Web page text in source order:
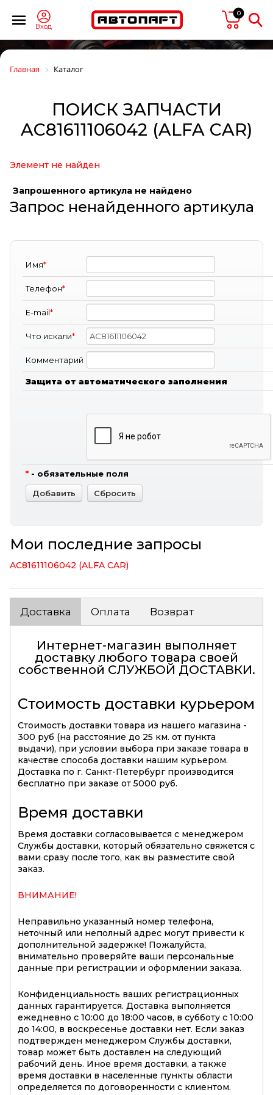
Вход
0
Главная Каталог
ПОИСК ЗАПЧАСТИ
AC81611106042 (ALFA CAR)
Элемент не найден
Запрошенного артикула не найдено
Запрос ненайденного артикула
Имя*
Телефон*
E-mail*
Что искали*
Комментарий
Защита от автоматического заполнения
* - обязательные поля
Мои последние запросы
AC81611106042 (ALFA CAR)
Доставка Оплата Возврат
Интернет-магазин выполняет
доставку любого товара своей
собственной СЛУЖБОЙ ДОСТАВКИ.
Стоимость доставки курьером
Стоимость доставки товара из нашего магазина -
300 руб (на расстояние до 25 км. от пункта
выдачи), при условии выбора при заказе товара в
качестве способа доставки нашим курьером.
Доставка по г. Санкт-Петербург производится
бесплатно при заказе от 5000 руб.
Время доставки
Время доставки согласовывается с менеджером
Службы доставки, который обязательно свяжется с
вами сразу после того, как вы разместите свой
заказ.
ВНИМАНИЕ!
Неправильно указанный номер телефона,
неточный или неполный адрес могут привести к
дополнительной задержке! Пожалуйста,
внимательно проверяйте ваши персональные
данные при регистрации и оформлении заказа.
Конфиденциальность ваших регистрационных
данных гарантируется. Доставка выполняется
ежедневно с 10:00 до 18:00 часов, в субботу с 10:00
до 14:00, в воскресенье доставки нет. Если заказ
подтвержден менеджером Службы доставки,
товар может быть доставлен на следующий
рабочий день. Иное время доставки, а также
время доставки в населенные пункты области
определяется по договоренности с клиентом.